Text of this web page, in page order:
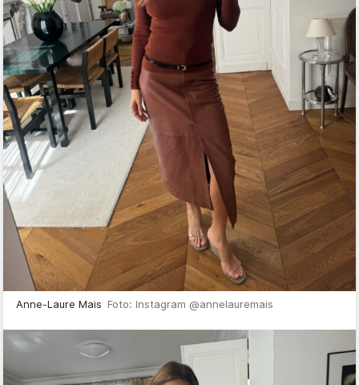
Anne-Laure Mais Foto: Instagram @annelauremais